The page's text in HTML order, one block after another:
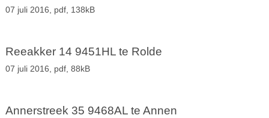
07 juli 2016, pdf, 138kB
Reeakker 14 9451HL te Rolde
07 juli 2016, pdf, 88kB
Annerstreek 35 9468AL te Annen